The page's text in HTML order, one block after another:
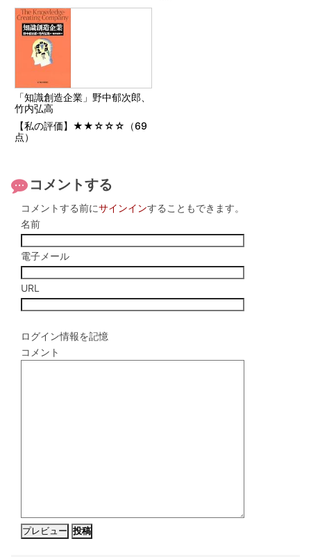
「知識創造企業」野中郁次郎、
竹内弘高
【私の評価】★★☆☆☆（69
点）
コメントする
コメントする前にサインインすることもできます。
名前
電子メール
URL
ログイン情報を記憶
コメント